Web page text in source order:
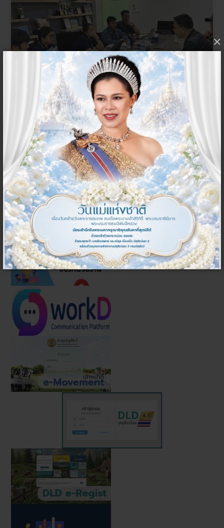
×
ข่าวกิจกรรมในหน่วยงาน
สำนักงานปศุสัตว์จังหวัดนครนายก...
04 สิงหาคม 2569